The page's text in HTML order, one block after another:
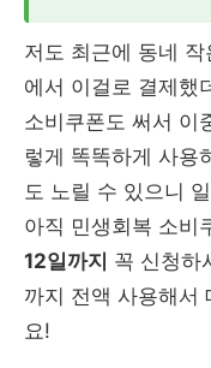
저도 최근에 동네
에서 이걸로 결제했
소비쿠폰도 써서 이
렇게 똑똑하게 사용
도 노릴 수 있으니
아직 민생회복 소비
12일까지 꼭 신청하
까지 전액 사용해서
요!